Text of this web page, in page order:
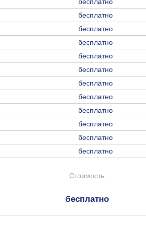
бесплатно
бесплатно
бесплатно
бесплатно
бесплатно
бесплатно
бесплатно
бесплатно
бесплатно
бесплатно
бесплатно
Стоимость
бесплатно